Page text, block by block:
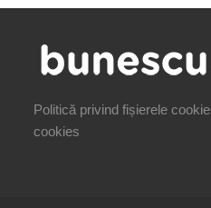
Politică privind fișierele
cookies